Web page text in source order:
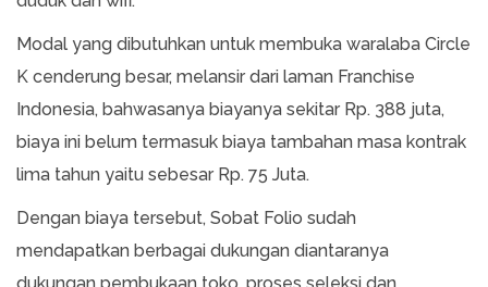
Modal yang dibutuhkan untuk membuka waralaba Circle
K cenderung besar, melansir dari laman Franchise
Indonesia, bahwasanya biayanya sekitar Rp. 388 juta,
biaya ini belum termasuk biaya tambahan masa kontrak
lima tahun yaitu sebesar Rp. 75 Juta.
Dengan biaya tersebut, Sobat Folio sudah
mendapatkan berbagai dukungan diantaranya